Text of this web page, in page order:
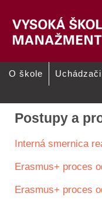
O škole Uchádzači
Postupy a
Interná smernica
Erasmus+ proces
Erasmus+ proces